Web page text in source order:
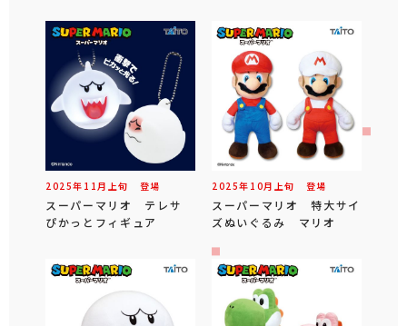
2025年 11 月 上旬 登場
スーパーマリオ テレサ
ぴかっとフィギュア
2025年 10月 上旬 登場
スーパーマリオ 特大サイ
ズぬいぐるみ マリオ